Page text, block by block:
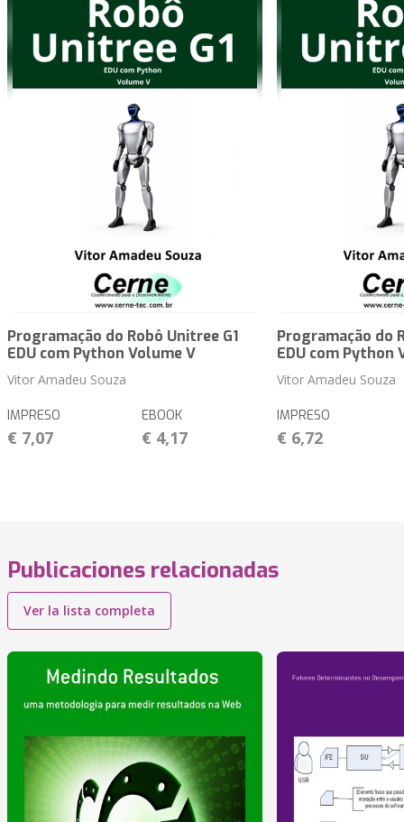
Programação do Robô Unitree G1
EDU com Python Volume V
Vitor Amadeu Souza
IMPRESO
€ 7,07
EBOOK
€ 4,17
Programação do
EDU com Python
Vitor Amadeu Souza
IMPRESO
€ 6,72
Publicaciones relacionadas
Ver la lista completa